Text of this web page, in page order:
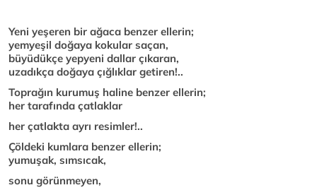
Yeni yeşeren bir ağaca benzer ellerin;
yemyeşil doğaya kokular saçan,
büyüdükçe yepyeni dallar çıkaran,
uzadıkça doğaya çığlıklar getiren!..
Toprağın kurumuş haline benzer ellerin;
her tarafında çatlaklar
her çatlakta ayrı resimler!..
Çöldeki kumlara benzer ellerin;
yumuşak, sımsıcak,
sonu görünmeyen,